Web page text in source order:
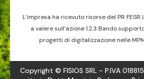
L’impresa ha ricevuto risorse del PR
a valere sull’azione 1.2.3 Bando
progetti di digitalizzazione nelle
Copyright © FISIOS SRL - P.IVA